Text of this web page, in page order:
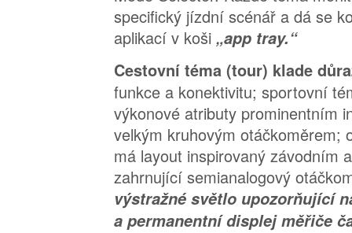
specifický jízdní scénář a dá se
aplikací v koši „app tray.“
Cestovní téma (tour) klade
funkce a konektivitu; sportovní
výkonové atributy prominentním
velkým kruhovým otáčkoměrem;
má layout inspirovaný závodním
zahrnující semianalogový
výstražné světlo upozorňující
a permanentní displej měřiče